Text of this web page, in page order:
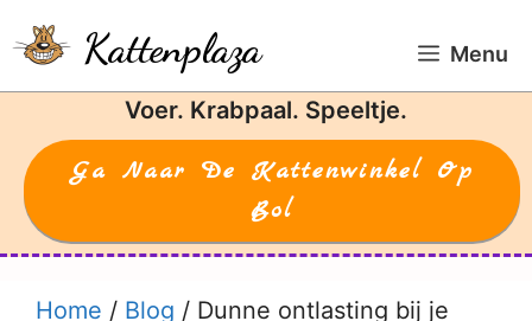
naar
de
Kattenplaza Menu
Voer. Krabpaal. Speeltje.
Ga Naar De Kattenwinkel Op
Bol
Home / Blog / Dunne ontlasting bij je